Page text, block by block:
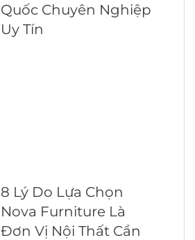
Quốc Chuyên Nghiệp
Uy Tín
8 Lý Do Lựa Chọn
Nova Furniture Là
Đơn Vị Nội Thất Cần